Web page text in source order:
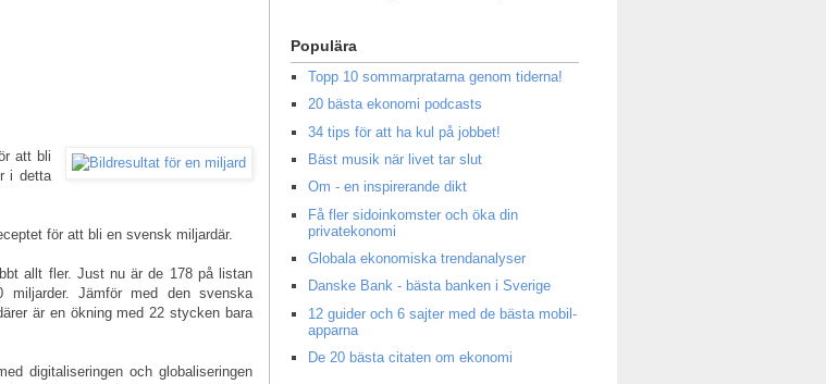
att bli
i detta
för att bli en svensk miljardär.
allt fler. Just nu är de 178 på listan
miljarder. Jämför med den svenska
är en ökning med 22 stycken bara
digitaliseringen och globaliseringen
Populära
Topp 10 sommarpratarna genom tiderna!
20 bästa ekonomi podcasts
34 tips för att ha kul på jobbet!
Bäst musik när livet tar slut
Om - en inspirerande dikt
Få fler sidoinkomster och öka din
privatekonomi
Globala ekonomiska trendanalyser
Danske Bank - bästa banken i Sverige
12 guider och 6 sajter med de bästa mobil-
apparna
De 20 bästa citaten om ekonomi